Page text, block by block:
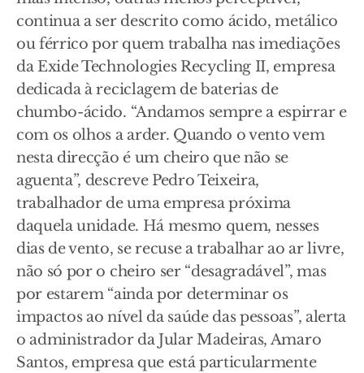
continua a ser descrito como ácido, metálico
ou férrico por quem trabalha nas imediações
da Exide Technologies Recycling II, empresa
dedicada à reciclagem de baterias de
chumbo-ácido. “Andamos sempre a espirrar e
com os olhos a arder. Quando o vento vem
nesta direcção é um cheiro que não se
aguenta”, descreve Pedro Teixeira,
trabalhador de uma empresa próxima
daquela unidade. Há mesmo quem, nesses
dias de vento, se recuse a trabalhar ao ar livre,
não só por o cheiro ser “desagradável”, mas
por estarem “ainda por determinar os
impactos ao nível da saúde das pessoas”, alerta
o administrador da Jular Madeiras, Amaro
Santos, empresa que está particularmente